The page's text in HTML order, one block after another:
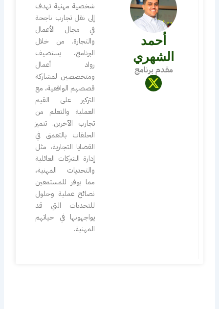
أحمد
الشهري
مقدم برنامج
X
-
شخصية مهنية تهدف
إلى نقل تجارب ناجحة
في مجال الأعمال
والتجارة. من خلال
البرنامج، يستضيف
رواد أعمال
ومتخصصين لمشاركة
قصصهم الواقعية، مع
التركيز على القيم
العملية والتعلم من
تجارب الآخرين. تتميز
الحلقات بالتعمق في
القضايا التجارية، مثل
إدارة الشركات العائلية
والتحديات المهنية،
مما يوفر للمستمعين
نصائح عملية وحلول
للتحديات التي قد
يواجهونها في حياتهم
المهنية.